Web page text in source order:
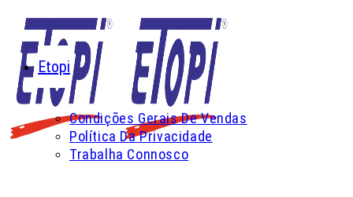
Etopi
Condições Gerais De Vendas
Política Da Privacidade
Trabalha Connosco